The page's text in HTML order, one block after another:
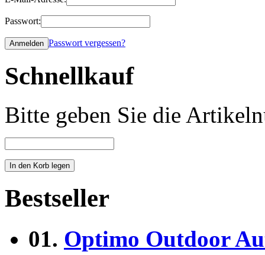
Passwort:
Passwort vergessen?
Schnellkauf
Bitte geben Sie die
Bestseller
01. Optimo Outdoor